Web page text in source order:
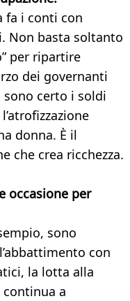
fa i conti con
Non basta soltanto
per ripartire
dei governanti
certo i soldi
donna. È il
che crea ricchezza.
occasione per
sono
con
la lotta alla
a